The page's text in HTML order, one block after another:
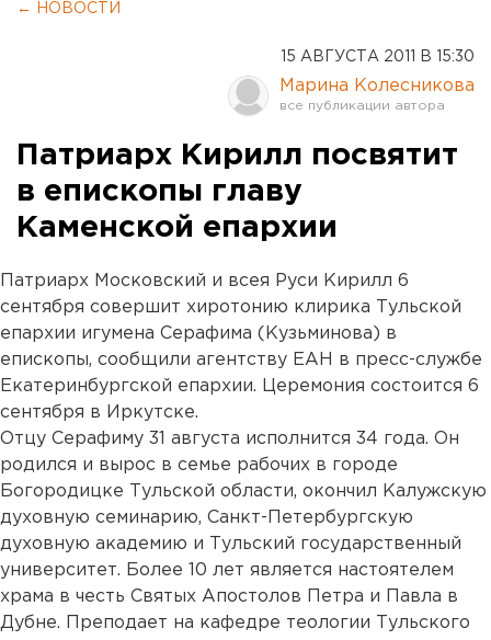
← НОВОСТИ
15 АВГУСТА 2011 В 15:30
Марина Колесникова
Патриарх Кирилл посвятит
в епископы главу
Каменской епархии
Патриарх Московский и всея Руси Кирилл 6
сентября совершит хиротонию клирика Тульской
епархии игумена Серафима (Кузьминова) в
епископы, сообщили агентству ЕАН в пресс-службе
Екатеринбургской епархии. Церемония состоится 6
сентября в Иркутске.
Отцу Серафиму 31 августа исполнится 34 года. Он
родился и вырос в семье рабочих в городе
Богородицке Тульской области, окончил Калужскую
духовную семинарию, Санкт-Петербургскую
духовную академию и Тульский государственный
университет. Более 10 лет является настоятелем
храма в честь Святых Апостолов Петра и Павла в
Дубне. Преподает на кафедре теологии Тульского